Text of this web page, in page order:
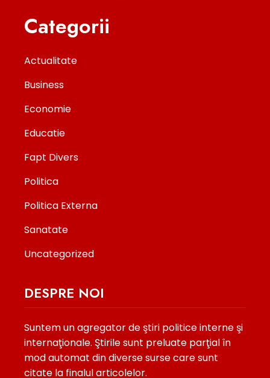
Categorii
Actualitate
Business
Economie
Educatie
Fapt Divers
Politica
Politica Externa
Sanatate
Uncategorized
DESPRE NOI
Suntem un agregator de ştiri politice interne şi
internaţionale. Ştirile sunt preluate parţial în
mod automat din diverse surse care sunt
citate la finalul articolelor.